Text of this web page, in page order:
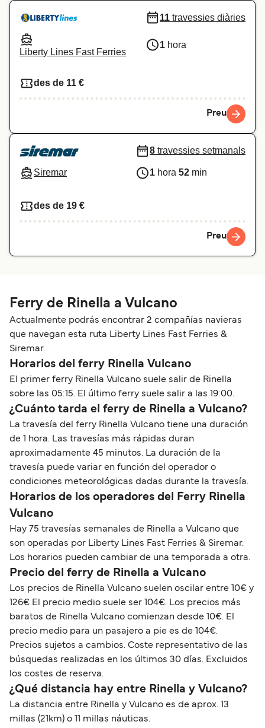
Liberty Lines Fast Ferries
11 travessies diàries
1 hora
des de 11 €
Preu
Siremar
8 travessies setmanals
1 hora 52 min
des de 19 €
Preu
Ferry de Rinella a Vulcano
Actualmente podrás encontrar 2 compañías navieras
que navegan esta ruta Liberty Lines Fast Ferries &
Siremar.
Horarios del ferry Rinella Vulcano
El primer ferry Rinella Vulcano suele salir de Rinella
sobre las 05:15. El último ferry suele salir a las 19:00.
¿Cuánto tarda el ferry de Rinella a Vulcano?
La travesía del ferry Rinella Vulcano tiene una duración
de 1 hora. Las travesías más rápidas duran
aproximadamente 45 minutos. La duración de la
travesía puede variar en función del operador o
condiciones meteorológicas dadas durante la travesía.
Horarios de los operadores del Ferry Rinella
Vulcano
Hay 75 travesías semanales de Rinella a Vulcano que
son operadas por Liberty Lines Fast Ferries & Siremar.
Los horarios pueden cambiar de una temporada a otra.
Precio del ferry de Rinella a Vulcano
Los precios de Rinella Vulcano suelen oscilar entre 10€ y
126€ El precio medio suele ser 104€. Los precios más
baratos de Rinella Vulcano comienzan desde 10€. El
precio medio para un pasajero a pie es de 104€.
Precios sujetos a cambios. Coste representativo de las
búsquedas realizadas en los últimos 30 días. Excluidos
los costes de reserva.
¿Qué distancia hay entre Rinella y Vulcano?
La distancia entre Rinella y Vulcano es de aprox. 13
millas (21km) o 11 millas náuticas.